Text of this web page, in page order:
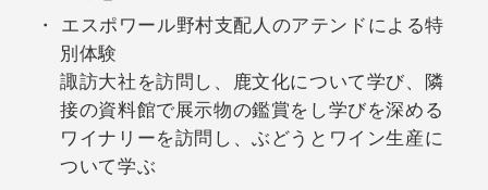
エスポワール野村支配人のアテンドによる特
別体験
諏訪大社を訪問し、鹿文化について学び、隣
接の資料館で展示物の鑑賞をし学びを深める
ワイナリーを訪問し、ぶどうとワイン生産に
ついて学ぶ